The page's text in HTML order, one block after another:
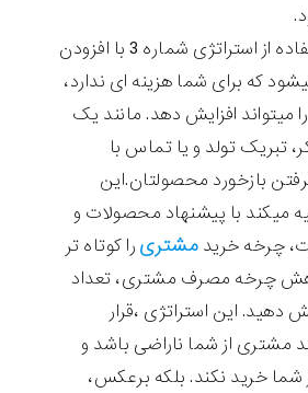
اکثر اوقات استفاده از استراتژی شماره 3 با افزودن
که برای شما هزینه ای ندارد،
میتواند افزایش دهد. مانند یک
تبریک تولد و یا تماس با
بازخورد محصولتان.این
میکند با پیشنهاد محصولات و
چرخه خرید مشتری را کوتاه تر
چرخه مصرف مشتری، تعداد
دهید. این استراتژی ،قرار
مشتری از شما ناراضی باشد و
شما خرید نکند. بلکه برعکس،